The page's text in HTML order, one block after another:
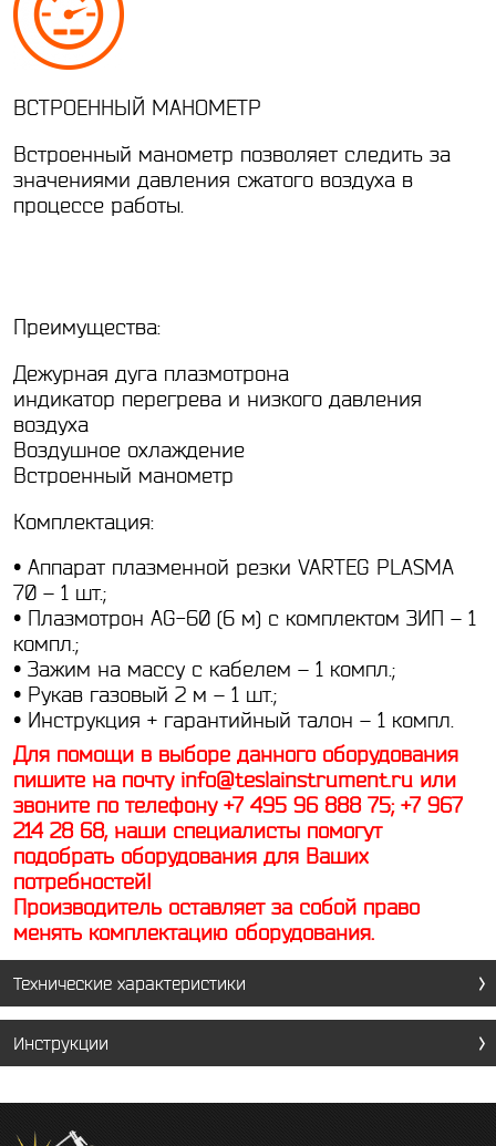
ВСТРОЕННЫЙ МАНОМЕТР
Встроенный манометр позволяет следить за
значениями давления сжатого воздуха в
процессе работы.
Преимущества:
Дежурная дуга плазмотрона
индикатор перегрева и низкого давления
воздуха
Воздушное охлаждение
Встроенный манометр
Комплектация:
• Аппарат плазменной резки VARTEG PLASMA
70 – 1 шт.;
• Плазмотрон AG-60 (6 м) с комплектом ЗИП – 1
компл.;
• Зажим на массу с кабелем – 1 компл.;
• Рукав газовый 2 м – 1 шт.;
• Инструкция + гарантийный талон – 1 компл.
Для помощи в выборе данного оборудования
пишите на почту info@teslainstrument.ru или
звоните по телефону +7 495 96 888 75; +7 967
214 28 68, наши специалисты помогут
подобрать оборудования для Ваших
потребностей!
Производитель оставляет за собой право
менять комплектацию оборудования.
Технические характеристики
Инструкции